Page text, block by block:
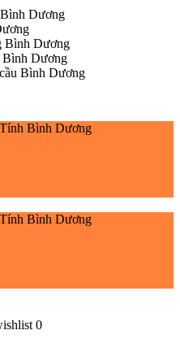
Dương
Bình Dương
Bình Dương
Bình Dương
0